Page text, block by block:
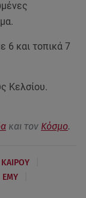
6 και τοπικά 7
Κελσίου.
και τον Κόσμο.
ΕΜΥ